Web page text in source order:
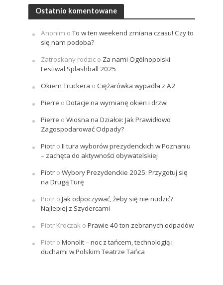
Ostatnio komentowane
Anonim oTo w ten weekend zmiana czasu! Czy to
się nam podoba?
Zatroskany rodzico Za nami Ogólnopolski
Festiwal Splashball 2025
Okiem Truckera o Ciężarówka wypadła z A2
Pierre o Dotacje na wymianę okien i drzwi
Pierre o Wiosna na Działce: Jak Prawidłowo
Zagospodarować Odpady?
Piotro II tura wyborów prezydenckich w Poznaniu
– zachęta do aktywności obywatelskiej
Piotro Wybory Prezydenckie 2025: Przygotuj się
na Drugą Turę
Piotro Jak odpoczywać, żeby się nie nudzić?
Najlepiej z Szydercami
Piotr Kroczako Prawie 40 ton zebranych odpadów
Piotro Monolit – noc z tańcem, technologią i
duchami w Polskim Teatrze Tańca